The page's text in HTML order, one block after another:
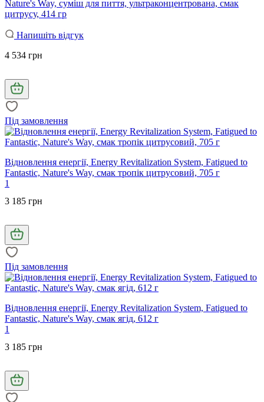
Nature's Way, суміш для пиття, ультраконцентрована, смак
цитрусу, 414 гр
Напишіть відгук
4 534 грн
Під замовлення
Відновлення енергії, Energy Revitalization System, Fatigued to
Fantastic, Nature's Way, смак тропік цитрусовий, 705 г
1
3 185 грн
Під замовлення
Відновлення енергії, Energy Revitalization System, Fatigued to
Fantastic, Nature's Way, смак ягід, 612 г
1
3 185 грн